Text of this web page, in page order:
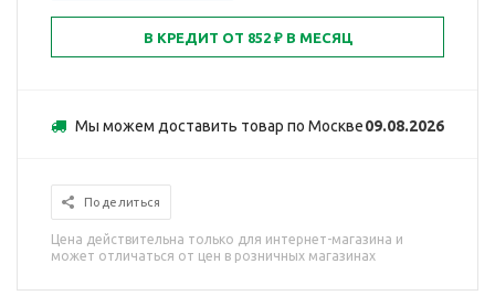
Мы можем доставить товар по Москве09.08.2026
Поделиться
Цена действительна только для интернет-магазина и
может отличаться от цен в розничных магазинах